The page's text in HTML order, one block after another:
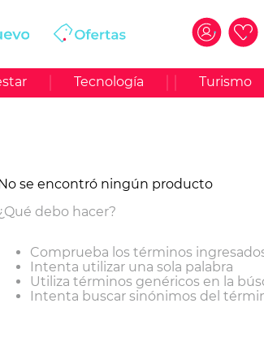
Tecnología Turismo
se encontró ningún producto
debo hacer?
Comprueba los términos
Intenta utilizar una sola palabra
Utiliza términos genéricos en la
Intenta buscar sinónimos del